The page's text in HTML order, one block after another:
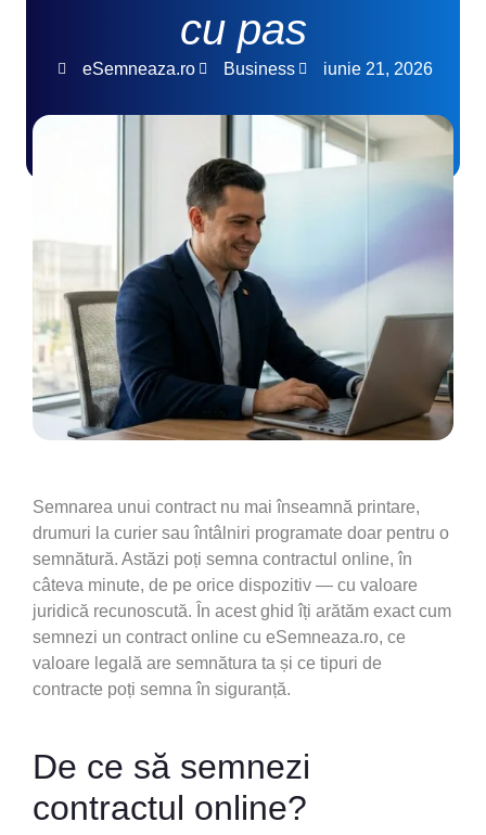
cu pas
eSemneaza.ro Business iunie 21, 2026
Semnarea unui contract nu mai înseamnă printare,
drumuri la curier sau întâlniri programate doar pentru o
semnătură. Astăzi poți semna contractul online, în
câteva minute, de pe orice dispozitiv — cu valoare
juridică recunoscută. În acest ghid îți arătăm exact cum
semnezi un contract online cu eSemneaza.ro, ce
valoare legală are semnătura ta și ce tipuri de
contracte poți semna în siguranță.
De ce să semnezi
contractul online?